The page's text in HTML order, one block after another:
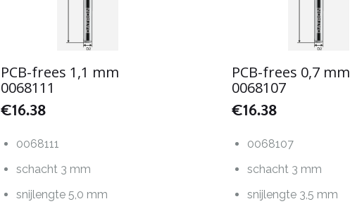
PCB-frees 1,1 mm
0068111
€16.38
0068111
schacht 3 mm
snijlengte 5,0 mm
PCB-frees 0,7 mm
0068107
€16.38
0068107
schacht 3 mm
snijlengte 3,5 mm